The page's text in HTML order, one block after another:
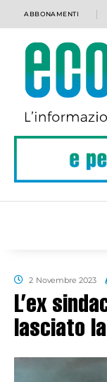
ABBONAMENTI
2 Novembre 2023
L’ex
lasciato